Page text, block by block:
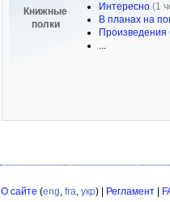
Книжные
полки
Интересно (1
В планах на
Произведения
...
О сайте (eng, fra, укр) | Регламент|